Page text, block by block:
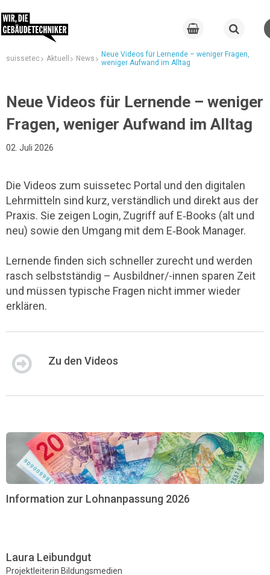
suissetec Aktuell News
Neue Videos für Lernende – weniger Fragen,
weniger Aufwand im Alltag
Neue Videos für Lernende – weniger
Fragen, weniger Aufwand im Alltag
02. Juli 2026
Die Videos zum suissetec Portal und den digitalen
Lehrmitteln sind kurz, verständlich und direkt aus der
Praxis. Sie zeigen Login, Zugriff auf E‑Books (alt und
neu) sowie den Umgang mit dem E‑Book Manager.
Lernende finden sich schneller zurecht und werden
rasch selbstständig – Ausbildner/-innen sparen Zeit
und müssen typische Fragen nicht immer wieder
erklären.
Zu den Videos
Information zur Lohnanpassung 2026
Laura Leibundgut
Projektleiterin Bildungsmedien